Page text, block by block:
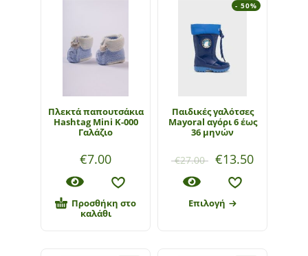
Πλεκτά παπουτσάκια
Hashtag Mini K-000
Γαλάζιο
€7.00
Προσθήκη στο
καλάθι
- 50%
Παιδικές γαλότσες
Mayoral αγόρι 6 έως
36 μηνών
€27.00 €13.50
Επιλογή